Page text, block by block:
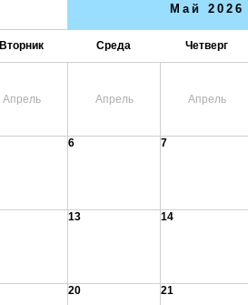
Май 2026
Вторник Среда Четверг
Апрель Апрель Апрель
6 7
13 14
20 21